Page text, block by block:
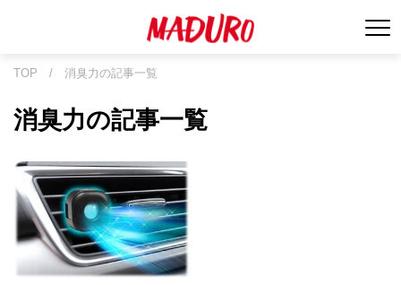
TOP / 消臭力の記事一覧
消臭力の記事一覧